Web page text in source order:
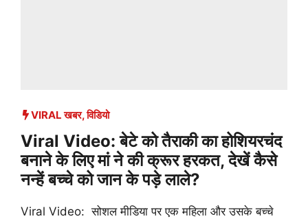
VIRAL खबर,विडियो
Viral Video: बेटे को तैराकी का होशियरचंद
बनाने के लिए मां ने की क्रूर हरकत, देखें कैसे
नन्हें बच्चे को जान के पड़े लाले?
Viral Video: सोशल मीडिया पर एक महिला और उसके बच्चे